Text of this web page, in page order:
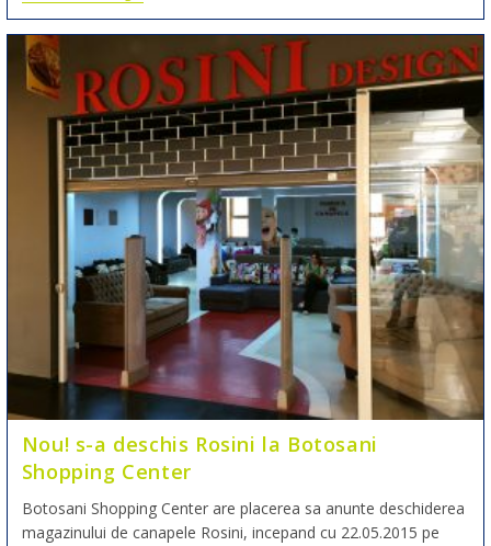
Nou! s-a deschis Rosini la Botosani
Shopping Center
Botosani Shopping Center are placerea sa anunte deschiderea
magazinului de canapele Rosini, incepand cu 22.05.2015 pe